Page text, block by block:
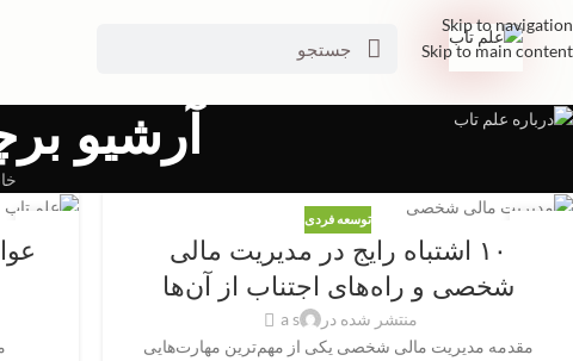
Skip to navigation
Skip to main content
آرشیو
توسعه فردی
۱۰ اشتباه رایج در مدیریت مالی
شخصی و راه‌های اجتناب از آن‌ها
منتشر شده در
a s
مقدمه مدیریت مالی شخصی یکی از مهم‌ترین مهارت‌هایی
اکتبر